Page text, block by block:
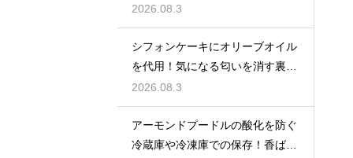
しい技
2026.08.3
シフォンケーキにオリーブオイル
を代用！気になる匂いを消す裏ワ
ザ
2026.08.3
アーモンドプードルの酸化を防ぐ
冷蔵庫や冷凍庫での保存！香ばし